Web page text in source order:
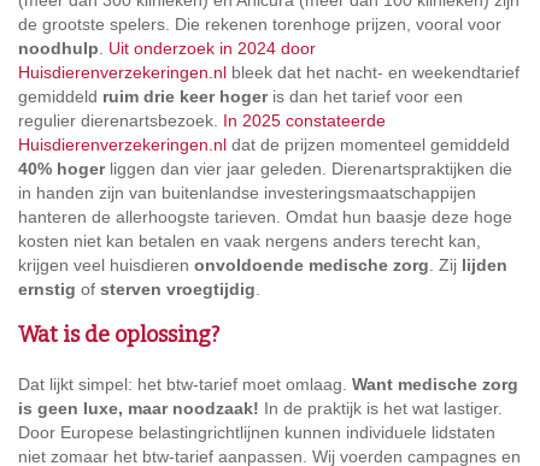
de grootste spelers. Die rekenen torenhoge prijzen, vooral voor
noodhulp
Uit onderzoek in 2024 door
Huisdierenverzekeringen.nl bleek dat het nacht- en weekendtarief
gemiddeld ruim drie keer hoger is dan het tarief voor een
regulier dierenartsbezoek. In 2025 constateerde
Huisdierenverzekeringen.nl dat de prijzen momenteel gemiddeld
40% hogerliggen dan vier jaar geleden. Dierenartspraktijken die
in handen zijn van buitenlandse investeringsmaatschappijen
hanteren de allerhoogste tarieven. Omdat hun baasje deze hoge
kosten niet kan betalen en vaak nergens anders terecht kan,
krijgen veel huisdieren onvoldoende medische zorg . Zij lijden
ernstig of sterven vroegtijdig
Wat is de oplossing?
Dat lijkt simpel: het btw-tarief moet omlaag. Want medische zorg
is geen luxe, maar noodzaak! In de praktijk is het wat lastiger.
Door Europese belastingrichtlijnen kunnen individuele lidstaten
niet zomaar het btw-tarief aanpassen. Wij voerden campagnes en